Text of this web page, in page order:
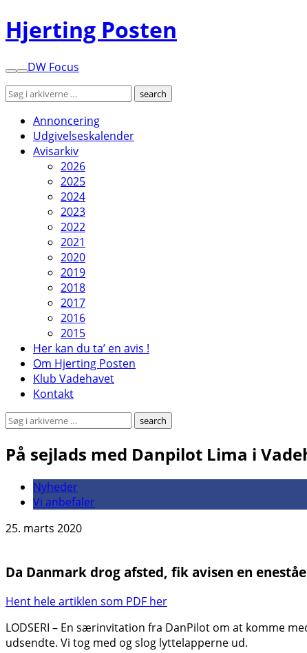
Hjerting Posten
DW Focus
Annoncering
Udgivelseskalender
Avisarkiv
2026
2025
2024
2023
2022
2021
2020
2019
2018
2017
2016
2015
Her kan du ta’ en avis !
Om Hjerting Posten
Klub Vadehavet
Kontakt
På sejlads med Danpilot Lima i
Nyheder
Vi anbefaler
25. marts 2020
Da Danmark drog afsted, fik avisen en
Hent hele artiklen som PDF her
LODSERI – En særinvitation fra DanPilot om at komme
udsendte. Vi tog med og slog lyttelapperne ud.